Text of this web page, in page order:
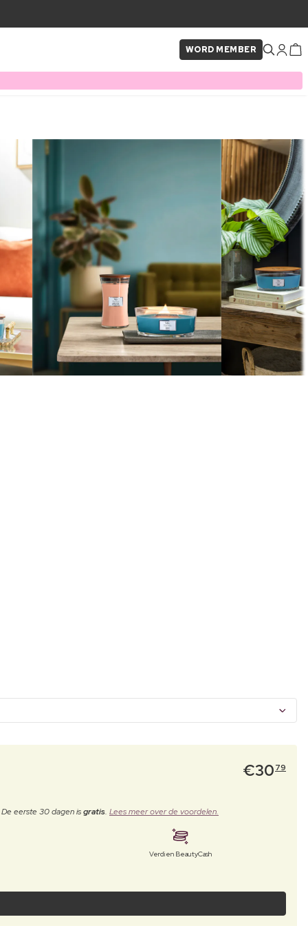
WORD MEMBER
€30 79
De eerste 30 dagen isgratis. Lees meer over de voordelen.
Verdien BeautyCash